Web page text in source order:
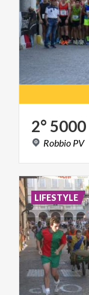
2° 5000
Robbio PV
LIFESTYLE